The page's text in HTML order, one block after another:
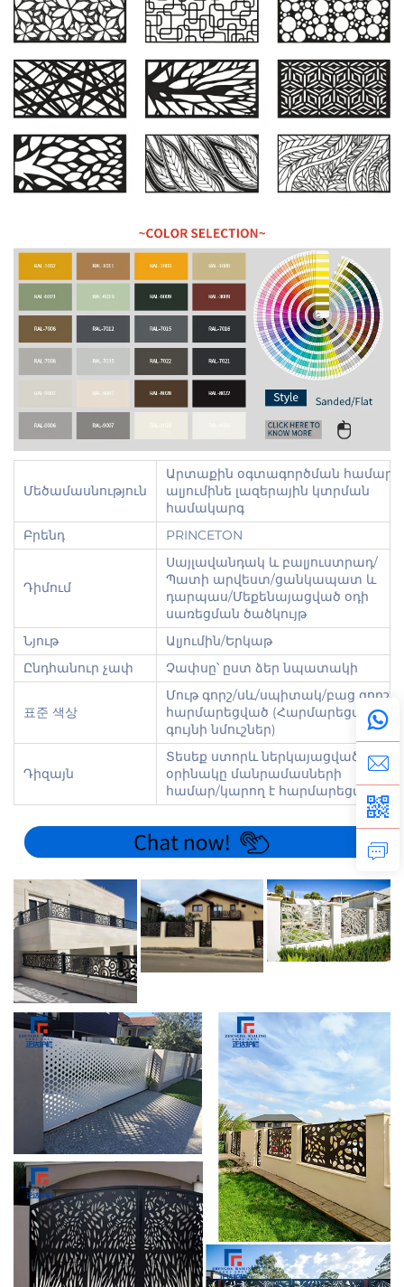
Մեծամասնություն
Արտաքին օգտագործման համար
ալյումինե լազերային կտրման
համակարգ
Բրենդ
PRINCETON
Դիմում
Սայլավանդակ և բալյուստրադ/
Պատի արվեստ/ցանկապատ և
դարպաս/Մեքենայացված օդի
սառեցման ծածկույթ
Նյութ
Ալյումին/Երկաթ
Ընդհանուր չափ
Չափսը՝ ըստ ձեր նպատակի
표준 색상
Մութ գորշ/սև/սպիտակ/բաց գորշ/
հարմարեցված (Հարմարեցված
գույնի նմուշներ)
Դիզայն
Տեսեք ստորև ներկայացված
օրինակը մանրամասների
համար/կարող է հարմարեցվել